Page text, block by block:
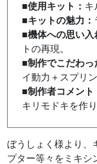
■使用キット： キ
■キットの魅力：
■機体への思い入
トの再現。
■制作でこだわっ
イ動力＋スプリ
■制作者コメント
キリモドキを作
ぼうしょく様より、
プター等々をミキシ